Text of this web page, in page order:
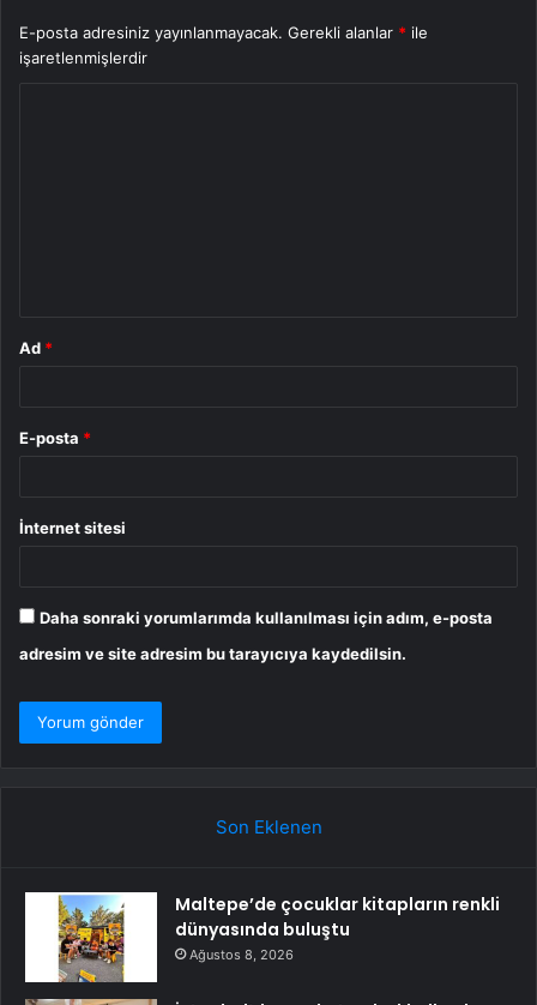
E-posta adresiniz yayınlanmayacak. Gerekli alanlar * ile
işaretlenmişlerdir
Ad *
E-posta *
İnternet sitesi
Daha sonraki yorumlarımda kullanılması için adım, e-posta
adresim ve site adresim bu tarayıcıya kaydedilsin.
Son Eklenen
Maltepe’de çocuklar kitapların renkli
dünyasında buluştu
Ağustos 8, 2026